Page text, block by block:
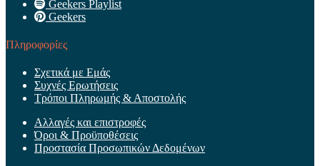
Geekers Playlist
Geekers
Πληροφορίες
Σχετικά με Εμάς
Συχνές Ερωτήσεις
Τρόποι Πληρωμής & Αποστολής
Αλλαγές και επιστροφές
Όροι & Προϋποθέσεις
Προστασία Προσωπικών Δεδομένων